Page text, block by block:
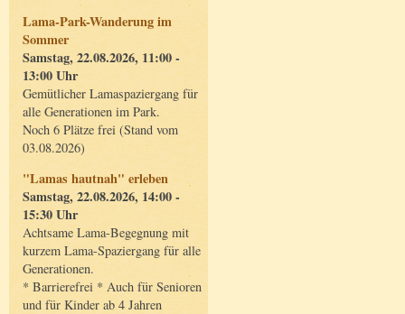
Lama-Park-Wanderung im
Sommer
Samstag, 22.08.2026, 11:00 -
13:00 Uhr
Gemütlicher Lamaspaziergang für
alle Generationen im Park.
Noch 6 Plätze frei (Stand vom
03.08.2026)
"Lamas hautnah" erleben
Samstag, 22.08.2026, 14:00 -
15:30 Uhr
Achtsame Lama-Begegnung mit
kurzem Lama-Spaziergang für alle
Generationen.
* Barrierefrei * Auch für Senioren
und für Kinder ab 4 Jahren